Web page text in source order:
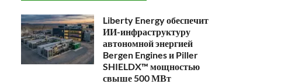
Liberty Energy обеспечит
ИИ-инфраструктуру
автономной энергией
Bergen Engines и Piller
SHIELDX™ мощностью
свыше 500 МВт